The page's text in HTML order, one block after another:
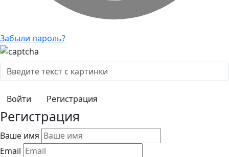
Забыли пароль?
Регистрация
Регистрация
Ваше имя
Email